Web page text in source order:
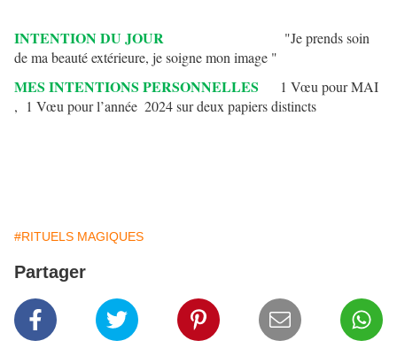
INTENTION DU JOUR
"Je prends soin
de ma beauté extérieure, je soigne mon image "
MES INTENTIONS PERSONNELLES
1 Vœu pour MAI
, 1 Vœu pour l’année 2024 sur deux papiers distincts
#RITUELS MAGIQUES
Partager